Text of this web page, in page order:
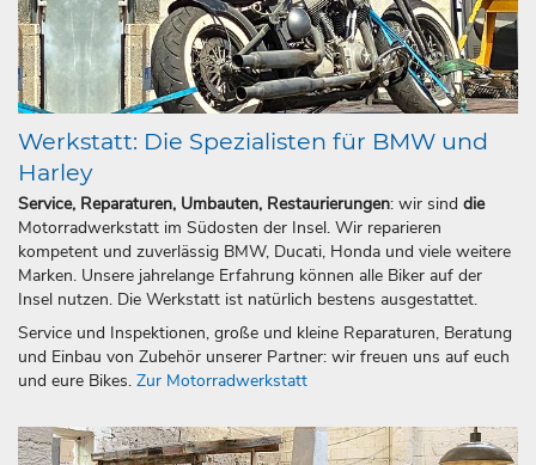
Werkstatt: Die Spezialisten für BMW und
Harley
Service, Reparaturen, Umbauten, Restaurierungen: wir sind die
Motorradwerkstatt im Südosten der Insel. Wir reparieren
kompetent und zuverlässig BMW, Ducati, Honda und viele weitere
Marken. Unsere jahrelange Erfahrung können alle Biker auf der
Insel nutzen. Die Werkstatt ist natürlich bestens ausgestattet.
Service und Inspektionen, große und kleine Reparaturen, Beratung
und Einbau von Zubehör unserer Partner: wir freuen uns auf euch
und eure Bikes. Zur Motorradwerkstatt